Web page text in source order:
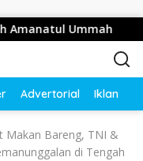
Ummah
Advertorial Iklan
Makan Bareng, TNI &
di Tengah